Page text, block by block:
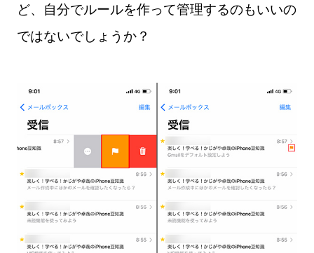
ど、自分でルールを作って管理するのもいいの
ではないでしょうか？